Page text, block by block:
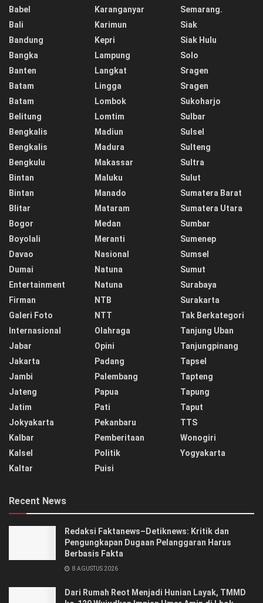
Babel
Bali
Bandung
Bangka
Banten
Batam
Batam
Belitung
Bengkalis
Bengkalis
Bengkulu
Bintan
Bintan
Blitar
Bogor
Boyolali
Davao
Dumai
Entertainment
Firman
Galeri Foto
Internasional
Jabar
Jakarta
Jambi
Jateng
Jatim
Jokyakarta
Kalbar
Kalsel
Kaltar
Karanganyar
Karimun
Kepri
Lampung
Langkat
Lingga
Lombok
Lomtim
Madiun
Madura
Makassar
Maluku
Manado
Mataram
Medan
Meranti
Nasional
Natuna
Natuna
NTB
NTT
Olahraga
Opini
Padang
Palembang
Papua
Pati
Pekanbaru
Pemberitaan
Politik
Puisi
Semarang.
Siak
Siak Hulu
Solo
Sragen
Sragen
Sukoharjo
Sulbar
Sulsel
Sulteng
Sultra
Sulut
Sumatera Barat
Sumatera Utara
Sumbar
Sumenep
Sumsel
Sumut
Surabaya
Surakarta
Tak Berkategori
Tanjung Uban
Tanjungpinang
Tapsel
Tapteng
Tapung
Taput
TTS
Wonogiri
Yogyakarta
Recent News
Redaksi Faktanews–Detiknews: Kritik dan
Pengungkapan Dugaan Pelanggaran Harus
Berbasis Fakta
8 AGUSTUS 2026
Dari Rumah Reot Menjadi Hunian Layak, TMMD